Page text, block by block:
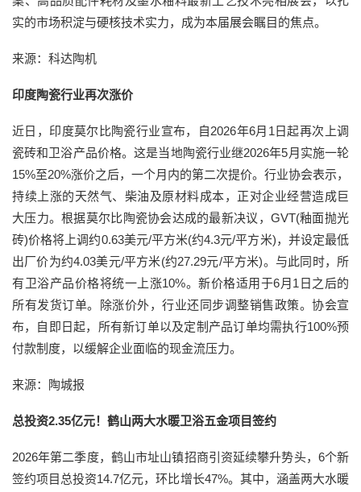
实的市场积淀与硬核技术实力，成为本届展会瞩目的焦点。
来源：科达陶机
印度陶瓷行业再次涨价
近日，印度莫尔比陶瓷行业宣布，自2026年6月1日起再次上调
瓷砖和卫浴产品价格。这是当地陶瓷行业继2026年5月实施一轮
15%至20%涨价之后，一个月内的第二次提价。行业协会表示，
持续上涨的天然气、柴油及原材料成本，正对企业经营造成巨
大压力。根据莫尔比陶瓷协会达成的最新决议，GVT(釉面抛光
砖)价格将上调约0.63美元/平方米(约4.3元/平方米)，并设定最低
出厂价为约4.03美元/平方米(约27.29元/平方米)。与此同时，所
有卫浴产品价格将统一上涨10%。新价格适用于6月1日之后的
所有发货订单。除涨价外，行业还同步调整销售政策。协会宣
布，自即日起，所有新订单以及定制产品订单均需执行100%预
付款制度，以缓解企业面临的现金流压力。
来源：陶城报
总投资2.35亿元！鹤山两大水暖卫浴五金项目签约
2026年第二季度，鹤山市址山镇招商引资延续攀升势头，6个新
签约项目总投资14.7亿元，环比增长47%。其中，涵盖两大水暖